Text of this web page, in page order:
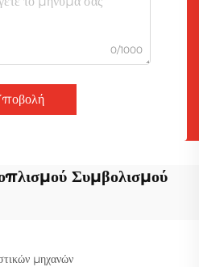
0/1000
Συμβολισμού
μηχανών